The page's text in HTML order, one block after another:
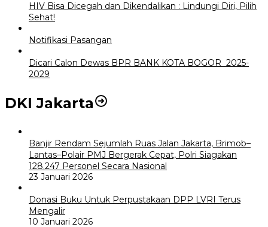
HIV Bisa Dicegah dan Dikendalikan : Lindungi Diri, Pilih
Sehat!
Notifikasi Pasangan
Dicari Calon Dewas BPR BANK KOTA BOGOR 2025-
2029
DKI Jakarta
Banjir Rendam Sejumlah Ruas Jalan Jakarta, Brimob–
Lantas–Polair PMJ Bergerak Cepat, Polri Siagakan
128.247 Personel Secara Nasional
23 Januari 2026
Donasi Buku Untuk Perpustakaan DPP LVRI Terus
Mengalir
10 Januari 2026